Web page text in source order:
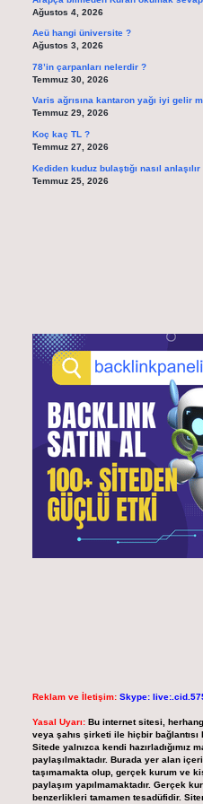
Ağustos 4, 2026
Aeü hangi üniversite ?
Ağustos 3, 2026
78’in çarpanları nelerdir ?
Temmuz 30, 2026
Varis ağrısına kantaron yağı iyi gelir
Temmuz 29, 2026
Koç kaç TL ?
Temmuz 27, 2026
Kediden kuduz bulaştığı nasıl anlaşılır
Temmuz 25, 2026
Reklam ve İletişim: Skype:
Yasal Uyarı: Bu internet sitesi,
veya şahıs şirketi ile hiçbir bağlantısı
Sitede yalnızca kendi hazırladığımız
paylaşılmaktadır. Burada yer alan
taşımamakta olup, gerçek kurum ve
paylaşım yapılmamaktadır. Gerçek
benzerlikleri tamamen tesadüfidir.